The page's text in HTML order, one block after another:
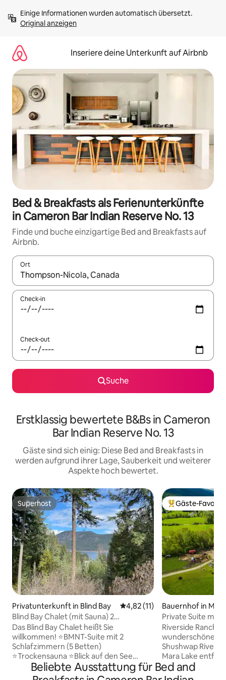
Inhalten
springenOriginal anzeigen
Inseriere deine Unterkunft auf Airbnb
Bed & Breakfasts als Ferienunterkünfte
in Cameron Bar Indian Reserve No. 13
Finde und buche einzigartige Bed and Breakfasts auf
Airbnb.
Ort
Wenn Ergebnisse verfügbar sind, navigiere mit den
Check-in
Check-out
Suche
Erstklassig bewertete B&Bs in Cameron
Bar Indian Reserve No. 13
Gäste sind sich einig: Diese Bed and Breakfasts in
werden aufgrund ihrer Lage, Sauberkeit und weiterer
Aspekte hoch bewertet.
Superhost
Superhost
Privatunterkunft in Blind Bay Durchschnittliche Bewertung:
4,82 (11)
Blind Bay Chalet (mit Sauna) 2
Schlafzimmer Bsmt Suite
Das Blind Bay Chalet heißt Sie
willkommen! ⭐️BMNT-Suite mit 2
Schlafzimmern (5 Betten)
⭐️Trockensauna ⭐️Blick auf den See
⭐️Privater Eingang zum Abstellen von
Fahrrädern (7 Stufen), Paddelbrettern,
Beliebter Gäste-
Gäste-Favorit
Bauernhof in Mara
Private Suite mit
am Fluss
Riverside Ranch
wunderschönen
Shushwap River,
Mara Lake entfernt. Die
Gästesuite
ausgestattete
Beliebte Ausstattung für Bed and